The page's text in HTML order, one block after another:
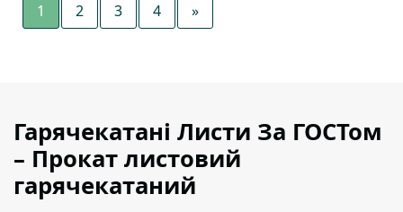
1 2 3 4 »
Гарячекатані Листи За ГОСТом
– Прокат листовий
гарячекатаний